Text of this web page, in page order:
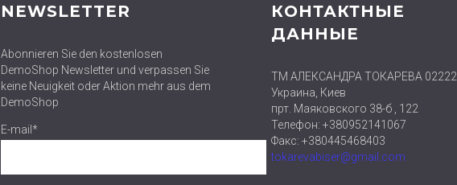
NEWSLETTER
Abonnieren Sie den kostenlosen
DemoShop Newsletter und verpassen Sie
keine Neuigkeit oder Aktion mehr aus dem
DemoShop
E-mail*
КОНТАКТНЫЕ
ДАННЫЕ
ТМ АЛЕКСАНДРА ТОКАРЕВА 02222
Украина, Киев
прт. Маяковского 38-б , 122
Телефон: +380952141067
Факс: +380445468403
tokarevabiser@gmail.com